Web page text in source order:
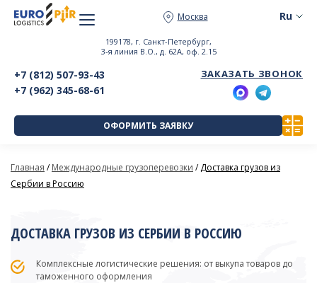
Москва
199178, г. Санкт-Петербург,
3-я линия В.О., д. 62А, оф. 2.15
+7 (812) 507-93-43
+7 (962) 345-68-61
ЗАКАЗАТЬ ЗВОНОК
ОФОРМИТЬ ЗАЯВКУ
Главная /Международные грузоперевозки /Доставка грузов из
Сербии в Россию
ДОСТАВКА ГРУЗОВ ИЗ СЕРБИИ В РОССИЮ
Комплексные логистические решения: от выкупа товаров до
таможенного оформления